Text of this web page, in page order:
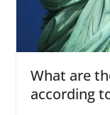
What are
according